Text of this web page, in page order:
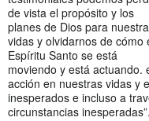
de vista el propósito y los
planes de Dios para
vidas y olvidarnos de cómo
Espíritu Santo se está
moviendo y está actuando.
acción en nuestras vidas y
inesperados e incluso a
circunstancias inesperadas”.